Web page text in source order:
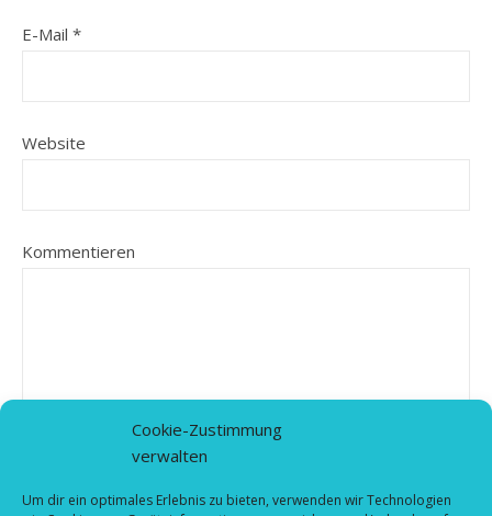
Cookie-Zustimmung
verwalten
Um dir ein optimales Erlebnis zu bieten, verwenden wir Technologien
E-Mail *
Website
Kommentieren